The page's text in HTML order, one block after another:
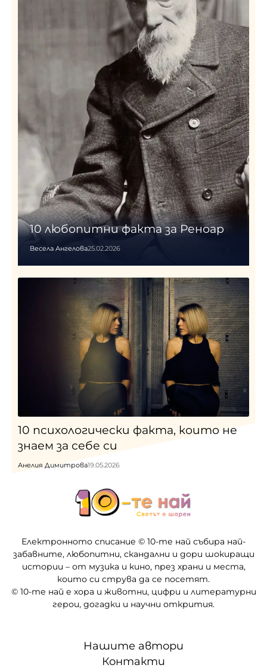
10 любопитни факта за Реноар
Весела Ангелова25.02.2026
10 психологически факта, които не
знаем за себе си
Анелия Димитрова19.05.2026
Електронното списание © 10-те най събира най-
забавните, любопитни, скандални и дори шокиращи
истории – от музика и кино, през храни и места,
които си струва да се посетят.
© 10-те най е хора и животни, цифри и литературни
герои, догадки и научни открития.
Нашите автори
Контакти